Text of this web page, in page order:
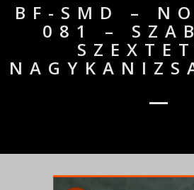
BF-SMD –
081 –